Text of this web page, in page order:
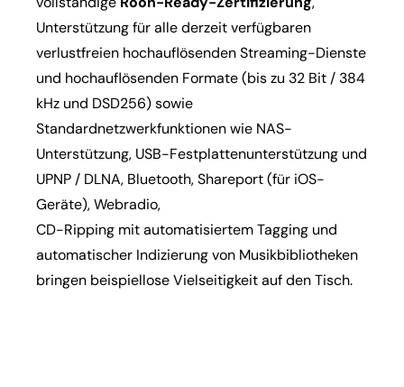
Unterstützung für alle derzeit verfügbaren
verlustfreien hochauflösenden Streaming-Dienste
und hochauflösenden Formate (bis zu 32 Bit / 384
kHz und DSD256) sowie
Standardnetzwerkfunktionen wie NAS-
Unterstützung, USB-Festplattenunterstützung und
UPNP / DLNA, Bluetooth, Shareport (für iOS-
Geräte), Webradio,
CD-Ripping mit automatisiertem Tagging und
automatischer Indizierung von Musikbibliotheken
bringen beispiellose Vielseitigkeit auf den Tisch.